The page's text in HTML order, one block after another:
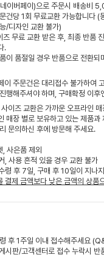
이버페이)으로 주문시 배송비
건당 1회 무료교환 가능합니다 (
/디자인 교환 불가)
즈 무료 교환 받은 후, 최종 반품
.
이 품절일 경우 반품으로 전환되
이 주문건은 대리접수 불가하여
행해주셔야 하며, 구매확정 이후
이즈 교환은 가까운 오프라인
매장 별로 보유하고 있는 제품과
문의하신 후에 방문해 주세요.
, 사은품 제외
, 사용 흔적 있을 경우 교환 불가
령 후 7일, 구매 후 10일이 지나
결제 금액보다 낮은 금액의 상품
후 1주일 이내 접수해주세요
시판/고객센터로 접수 누락시 반